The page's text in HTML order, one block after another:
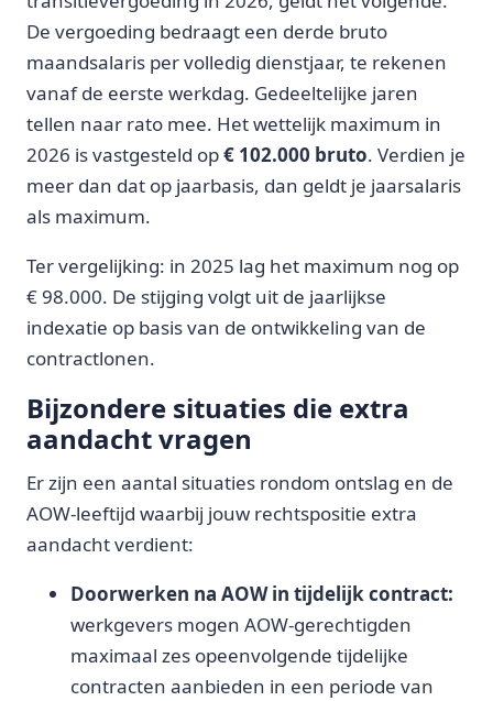
De vergoeding bedraagt een derde bruto
maandsalaris per volledig dienstjaar, te rekenen
vanaf de eerste werkdag. Gedeeltelijke jaren
tellen naar rato mee. Het wettelijk maximum in
2026 is vastgesteld op€ 102.000 bruto. Verdien je
meer dan dat op jaarbasis, dan geldt je jaarsalaris
als maximum.
Ter vergelijking: in 2025 lag het maximum nog op
€ 98.000. De stijging volgt uit de jaarlijkse
indexatie op basis van de ontwikkeling van de
contractlonen.
Bijzondere situaties die extra
aandacht vragen
Er zijn een aantal situaties rondom ontslag en de
AOW-leeftijd waarbij jouw rechtspositie extra
aandacht verdient:
Doorwerken na AOW in tijdelijk contract:
werkgevers mogen AOW-gerechtigden
maximaal zes opeenvolgende tijdelijke
contracten aanbieden in een periode van